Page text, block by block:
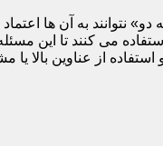
نتوانند به آن ها
می کنند تا این
از عناوین بالا